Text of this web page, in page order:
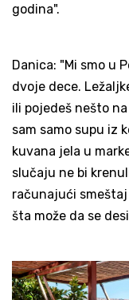
godina".
Danica: "Mi smo u
dvoje dece.
ili pojedeš nešto
sam samo supu iz
kuvana jela u
slučaju ne bi
računajući
šta može da se